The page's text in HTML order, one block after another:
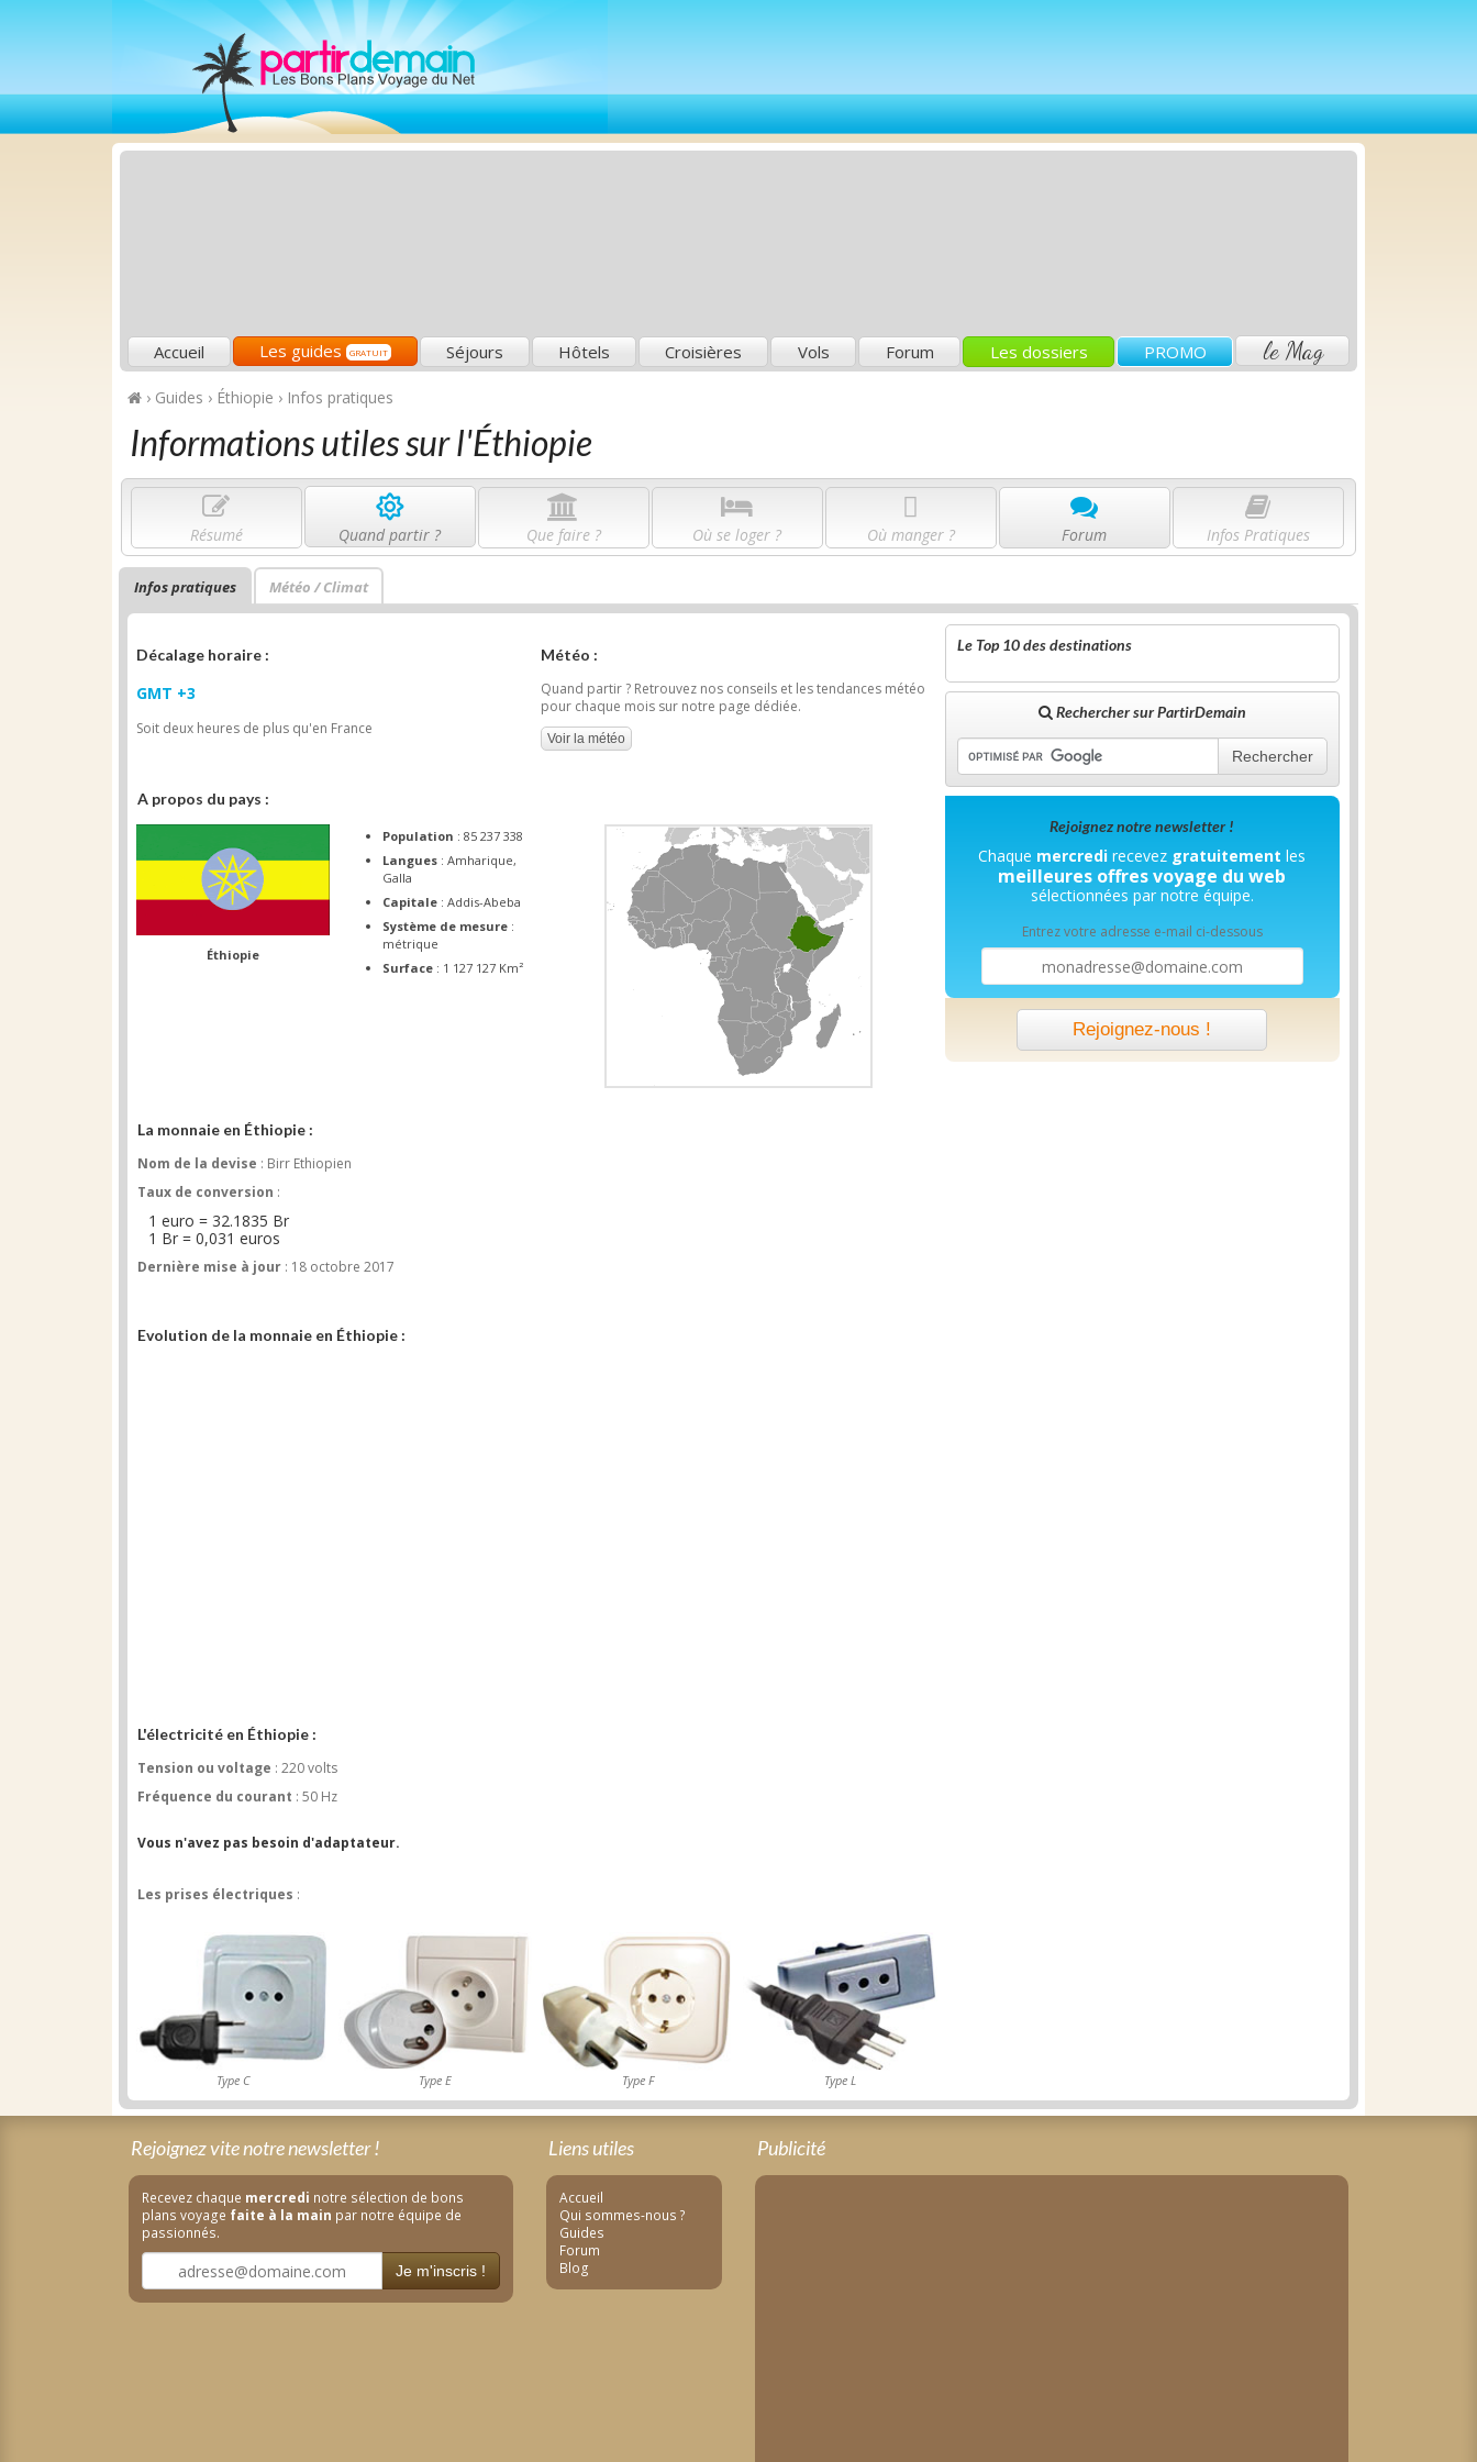
Accueil Les guides GRATUIT Séjours Hôtels Croisières Vols Forum Les dossiers PROMO le Mag
› Guides › Éthiopie › Infos pratiques
Informations utiles sur l'Éthiopie
Résumé Quand partir ? Que faire ? Où se loger ? Où manger ? Forum Infos Pratiques
Infos pratiques Météo / Climat
Décalage horaire :
GMT +3
Soit deux heures de plus qu'en France
Météo :
Quand partir ? Retrouvez nos conseils et les tendances météo
pour chaque mois sur notre page dédiée.
Voir la météo
A propos du pays :
Éthiopie
Population : 85 237 338
Langues : Amharique,
Galla
Capitale : Addis-Abeba
Système de mesure :
métrique
Surface : 1 127 127 Km²
La monnaie en Éthiopie :
Nom de la devise : Birr Ethiopien
Taux de conversion :
1 euro = 32.1835 Br
1 Br = 0,031 euros
Dernière mise à jour : 18 octobre 2017
Evolution de la monnaie en Éthiopie :
L'électricité en Éthiopie :
Tension ou voltage : 220 volts
Fréquence du courant : 50 Hz
Vous n'avez pas besoin d'adaptateur.
Les prises électriques :
Type C Type E Type F Type L
Le Top 10 des destinations
Rechercher sur PartirDemain
Rechercher
Rejoignez notre newsletter !
Chaque mercredi recevez gratuitement les
meilleures offres voyage du web
sélectionnées par notre équipe.
Entrez votre adresse e-mail ci-dessous
Rejoignez-nous !
Rejoignez vite notre newsletter !
Recevez chaque mercredi notre sélection de bons
plans voyage faite à la main par notre équipe de
passionnés.
Je m'inscris !
Liens utiles
Accueil
Qui sommes-nous ?
Guides
Forum
Blog
Publicité